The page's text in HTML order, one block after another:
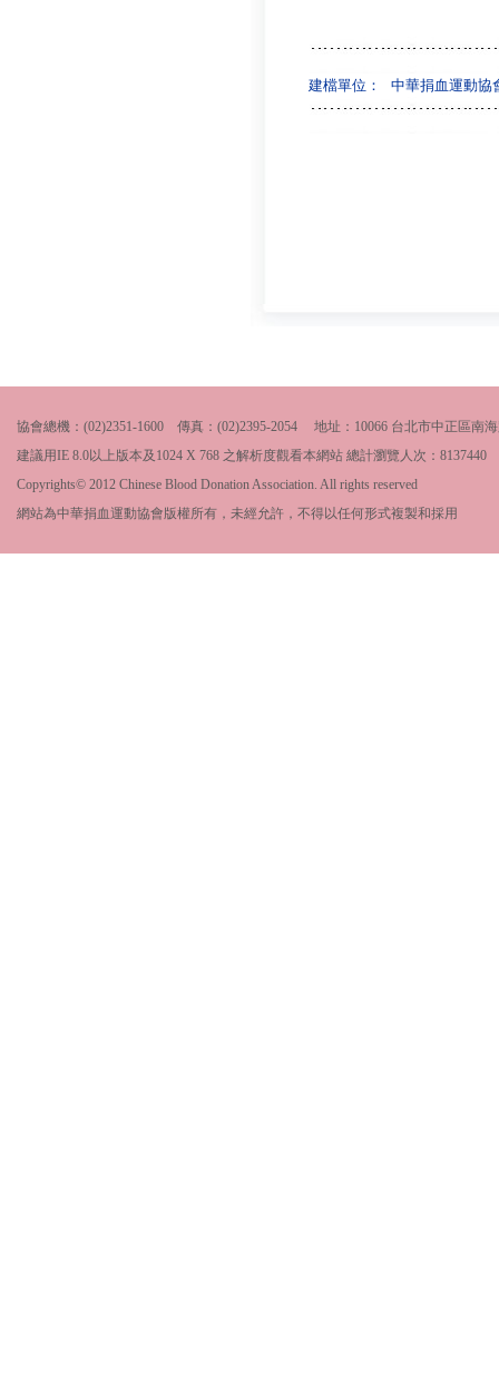
建檔單位： 中華捐血運動協
協會總機：(02)2351-1600 傳真：(02)2395-2054 地址：10066 台北市中正區南
建議用IE 8.0以上版本及1024 X 768 之解析度觀看本網站 總計瀏覽人次： 8137440
Copyrights© 2012 Chinese Blood Donation Association. All rights reserved
網站為中華捐血運動協會版權所有，未經允許，不得以任何形式複製和採用